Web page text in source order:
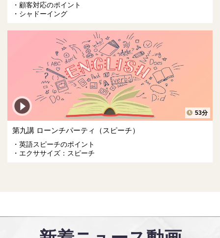
顧客対応のポイント
シャドーイング
53分
第九講 ローンチパーティ（スピーチ）
英語スピーチのポイント
エクササイズ：スピーチ